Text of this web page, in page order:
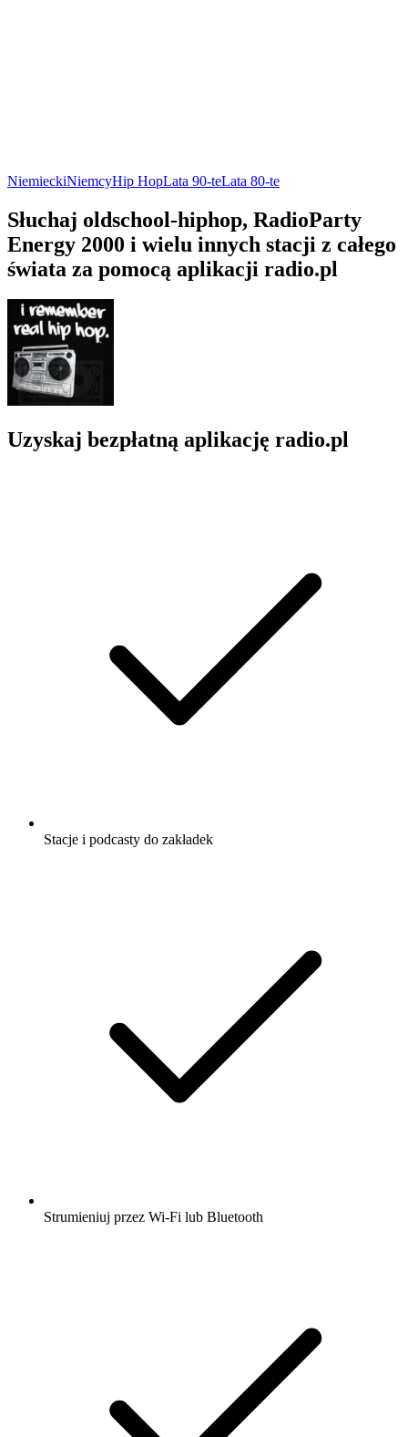
NiemieckiNiemcyHip HopLata 90-teLata 80-te
Słuchaj oldschool-hiphop, RadioParty
Energy 2000 i wielu innych stacji z całego
świata za pomocą aplikacji radio.pl
Uzyskaj bezpłatną aplikację radio.pl
Stacje i podcasty do zakładek
Strumieniuj przez Wi-Fi lub Bluetooth